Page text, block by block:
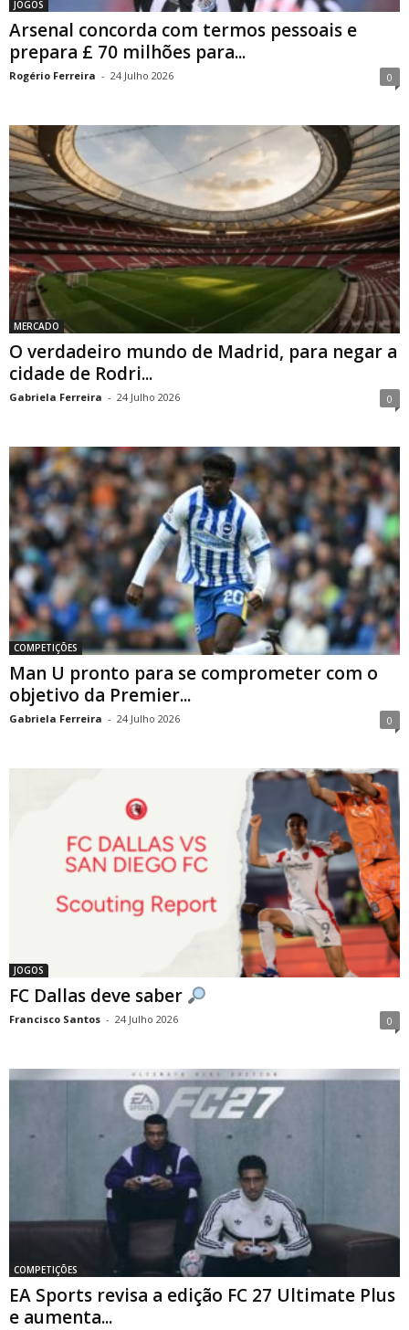
JOGOS
Arsenal concorda com termos pessoais e
prepara £ 70 milhões para...
Rogério Ferreira - 24 Julho 2026 0
MERCADO
O verdadeiro mundo de Madrid, para negar a
cidade de Rodri...
Gabriela Ferreira - 24 Julho 2026 0
COMPETIÇÕES
Man U pronto para se comprometer com o
objetivo da Premier...
Gabriela Ferreira - 24 Julho 2026 0
JOGOS
FC Dallas deve saber
Francisco Santos - 24 Julho 2026 0
COMPETIÇÕES
EA Sports revisa a edição FC 27 Ultimate Plus
e aumenta...